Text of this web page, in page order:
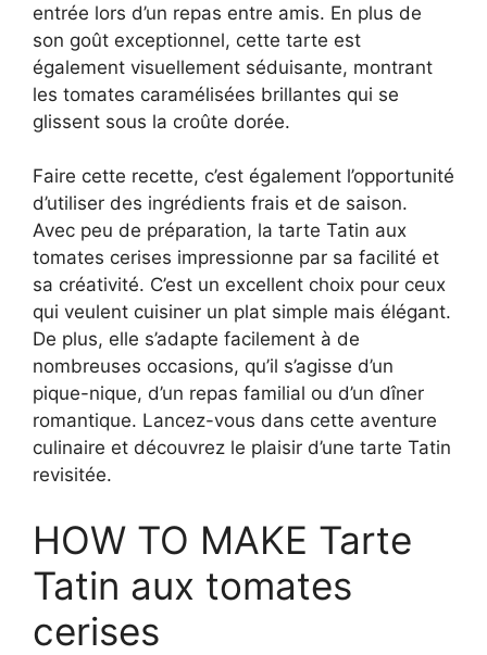
entrée lors d’un repas entre amis. En plus de
son goût exceptionnel, cette tarte est
également visuellement séduisante, montrant
les tomates caramélisées brillantes qui se
glissent sous la croûte dorée.
Faire cette recette, c’est également l’opportunité
d’utiliser des ingrédients frais et de saison.
Avec peu de préparation, la tarte Tatin aux
tomates cerises impressionne par sa facilité et
sa créativité. C’est un excellent choix pour ceux
qui veulent cuisiner un plat simple mais élégant.
De plus, elle s’adapte facilement à de
nombreuses occasions, qu’il s’agisse d’un
pique-nique, d’un repas familial ou d’un dîner
romantique. Lancez-vous dans cette aventure
culinaire et découvrez le plaisir d’une tarte Tatin
revisitée.
HOW TO MAKE Tarte
Tatin aux tomates
cerises